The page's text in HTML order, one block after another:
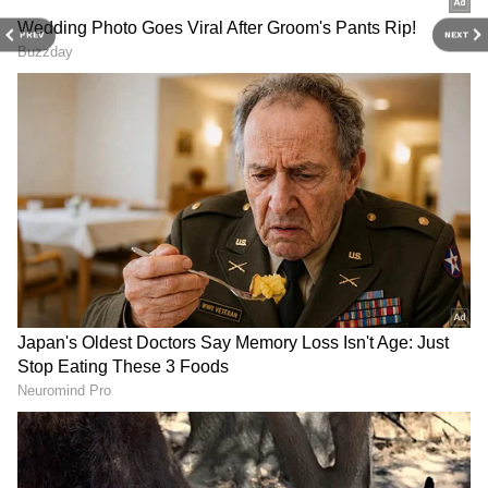
PREV NEXT
- వేతనం:అండర్ గ్రాడ్యుయేషన్ పూర్తి చేసినవారికి
ఏడాదికి రూ.7,00,000, పోస్ట్ గ్రాడ్యుయేషన్ పూర్తి
చేసినవారికి ఏడాదికి రూ.7,30,000 వేతనం ఉంటుంది.
TG Police Recruitment
2026: ఎస్సై, కానిస్టేబుల్
ఉద్యోగాలకు ఏజ్ లిమిట్ ఎంత?
జీతం, క్వాలిఫికేషన్, నెగెటివ్
మార్కింగ్ ఫుల్ డీటైల్స్
High Paying Jobs in US:
అమెరికాలో భారతీయులకు సిక్స్
ఫిగర్ జీతాలిచ్చే టాప్ హైపేయింగ్
ఉద్యోగాలు ఇవే